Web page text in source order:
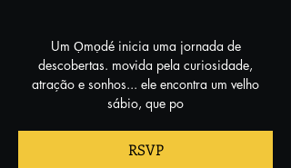
Um Ọmọdé inicia uma jornada de
descobertas. movida pela curiosidade,
atração e sonhos... ele encontra um velho
sábio, que po
RSVP